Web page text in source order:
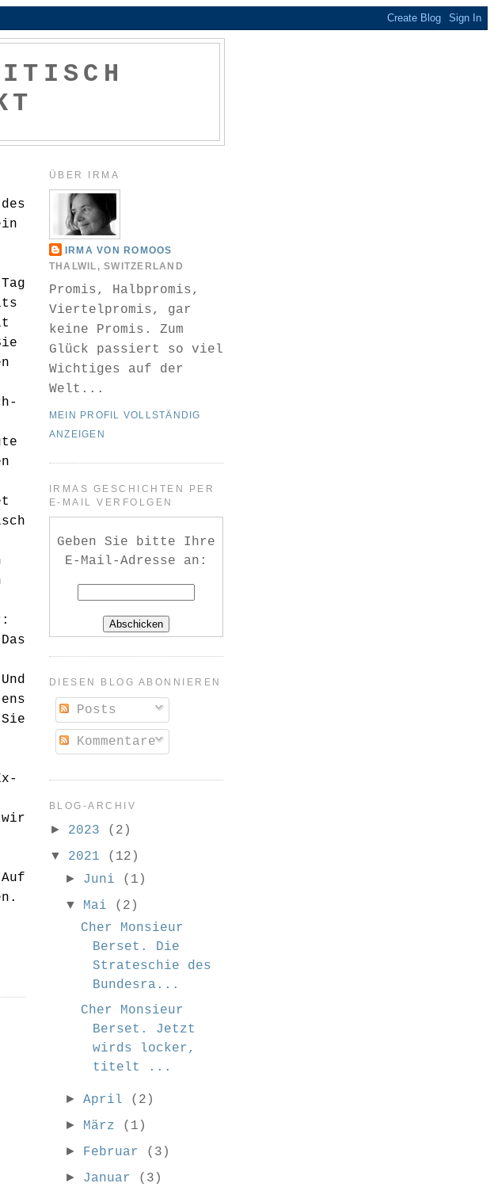
ÜBER IRMA
IRMA VON ROMOOS
THALWIL, SWITZERLAND
Promis, Halbpromis,
Viertelpromis, gar
keine Promis. Zum
Glück passiert so viel
Wichtiges auf der
Welt...
MEIN PROFIL VOLLSTÄNDIG
ANZEIGEN
IRMAS GESCHICHTEN PER
E-MAIL VERFOLGEN
Geben Sie bitte Ihre
E-Mail-Adresse an:
DIESEN BLOG ABONNIEREN
Posts
Kommentare
BLOG-ARCHIV
► 2023 (2)
▼ 2021 (12)
► Juni (1)
▼ Mai
(2)
Cher Monsieur
Berset. Die
Strateschie des
Bundesra...
Cher Monsieur
Berset. Jetzt
wirds locker,
titelt ...
►April (2)
► März (1)
► Februar (3)
► Januar (3)